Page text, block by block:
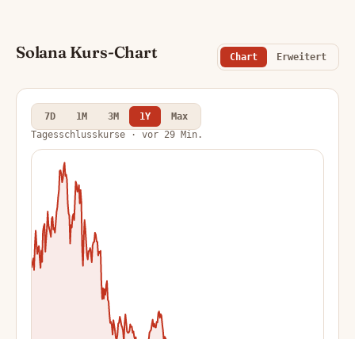
Solana Kurs-Chart Chart Erweitert
7D 1M 3M 1Y
Max
Tagesschlusskurse · vor 29 Min.